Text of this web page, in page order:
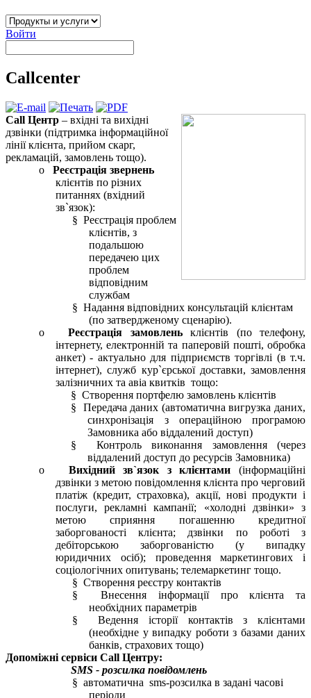
Войти
Callcenter
Call Центр – вхідні та вихідні
дзвінки (підтримка інформаційної
лінії клієнта, прийом скарг,
рекламацій, замовлень тощо).
o Реєстрація звернень
клієнтів по різних
питаннях (вхідний
зв`язок):
§ Реєстрація проблем
клієнтів, з
подальшою
передачею цих
проблем
відповідним
службам
§ Надання відповідних консультацій клієнтам
(по затвердженому сценарію).
oРеєстрація замовленьклієнтів (по телефону,
інтернету, електронній та паперовій пошті, обробка
анкет) - актуально для підприємств торгівлі (в т.ч.
інтернет), служб кур`єрської доставки, замовлення
залізничних та авіа квитків тощо:
§ Створення портфелю замовлень клієнтів
§ Передача даних (автоматична вигрузка даних,
синхронізація з операційною програмою
Замовника або віддалений доступ)
§ Контроль виконання замовлення (через
віддалений доступ до ресурсів Замовника)
o Вихідний зв`язок з клієнтами (інформаційні
дзвінки з метою повідомлення клієнта про черговий
платіж (кредит, страховка), акції, нові продукти і
послуги, рекламні кампанії; «холодні дзвінки» з
метою сприяння погашенню кредитної
заборгованості клієнта; дзвінки по роботі з
дебіторською заборгованістю (у випадку
юридичних осіб); проведення маркетингових і
соціологічних опитувань; телемаркетинг тощо.
§ Створення реєстру контактів
§ Внесення інформації про клієнта та
необхідних параметрів
§ Ведення історії контактів з клієнтами
(необхідне у випадку роботи з базами даних
банків, страхових тощо)
Допоміжні сервіси Call Центру:
SMS - розсилка повідомлень
§ автоматична sms-розсилка в задані часові
періоди